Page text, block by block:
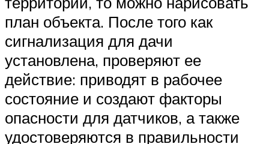
план объекта. После того как
сигнализация для дачи
установлена, проверяют ее
действие: приводят в рабочее
состояние и создают факторы
опасности для датчиков, а также
удостоверяются в правильности